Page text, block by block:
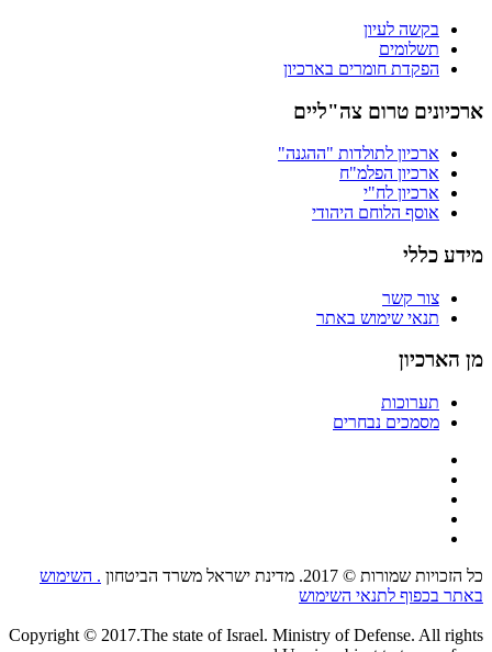
בקשה לעיון
תשלומים
הפקדת חומרים בארכיון
ארכיונים טרום צה"ליים
ארכיון לתולדות "ההגנה"
ארכיון הפלמ"ח
ארכיון לח"י
אוסף הלוחם היהודי
מידע כללי
צור קשר
תנאי שימוש באתר
מן הארכיון
תערוכות
מסמכים נבחרים
כל הזכויות שמורות © 2017. מדינת ישראל משרד הביטחון
. השימוש
באתר בכפוף לתנאי השימוש
Copyright © 2017.The state of Israel. Ministry of Defense. All rights